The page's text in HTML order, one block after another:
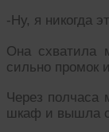
-Ну, я никогда
Она схватила
сильно промок
Через
шкаф и вышла